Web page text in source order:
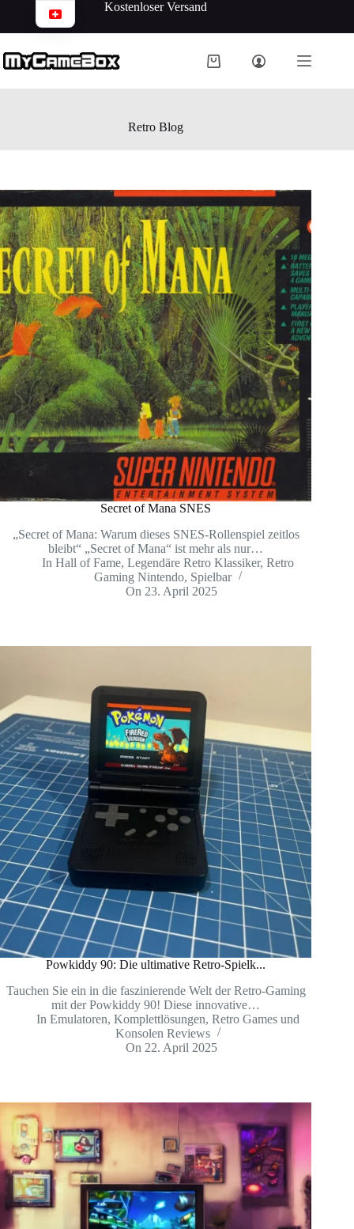
Kostenloser Versand
Retro Blog
Secret of Mana SNES
„Secret of Mana: Warum dieses SNES-Rollenspiel zeitlos
bleibt“ „Secret of Mana“ ist mehr als nur…
In Hall of Fame,Legendäre Retro Klassiker,Retro
Gaming Nintendo, Spielbar
On 23. April 2025
Powkiddy 90: Die ultimative Retro-Spielk...
Tauchen Sie ein in die faszinierende Welt der Retro-Gaming
mit der Powkiddy 90! Diese innovative…
In Emulatoren,Komplettlösungen,Retro Games und
Konsolen Reviews
On 22. April 2025